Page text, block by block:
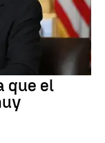
que el